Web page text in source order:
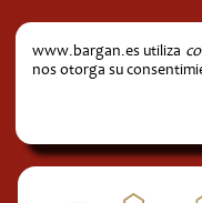
www.bargan.es utiliza
nos otorga su